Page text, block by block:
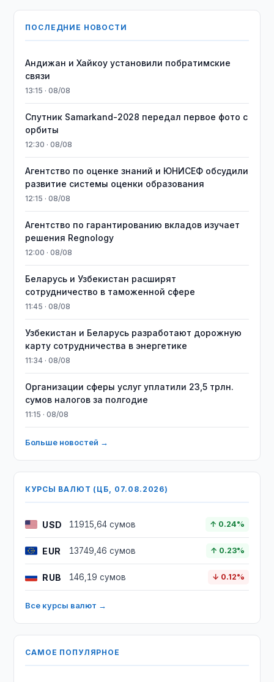
ПОСЛЕДНИЕ НОВОСТИ
Андижан и Хайкоу установили побратимские
связи
13:15 · 08/08
Спутник Samarkand-2028 передал первое фото с
орбиты
12:30 · 08/08
Агентство по оценке знаний и ЮНИСЕФ обсудили
развитие системы оценки образования
12:15 · 08/08
Агентство по гарантированию вкладов изучает
решения Regnology
12:00 · 08/08
Беларусь и Узбекистан расширят
сотрудничество в таможенной сфере
11:45 · 08/08
Узбекистан и Беларусь разработают дорожную
карту сотрудничества в энергетике
11:34 · 08/08
Организации сферы услуг уплатили 23,5 трлн.
сумов налогов за полгодие
11:15 · 08/08
Больше новостей →
КУРСЫ ВАЛЮТ (ЦБ, 07.08.2026)
USD 11915,64 сумов ↑ 0.24%
EUR 13749,46 сумов ↑ 0.23%
RUB 146,19 сумов ↓ 0.12%
Все курсы валют →
САМОЕ ПОПУЛЯРНОЕ